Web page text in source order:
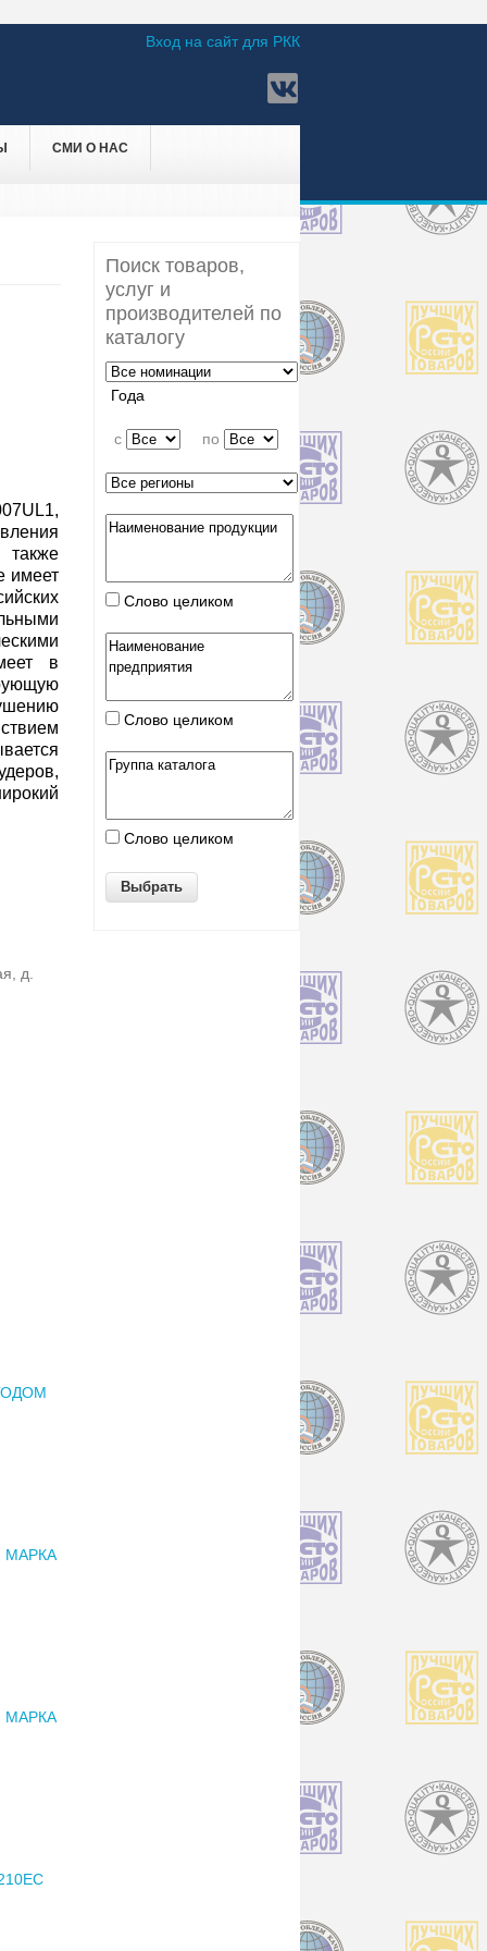
Вход на сайт для РКК
СМИ О НАС
также
имеет
в
д.
МАРКА
МАРКА
Поиск товаров,
услуг и
производителей по
каталогу
Года
c по
Слово целиком
Слово целиком
Слово целиком